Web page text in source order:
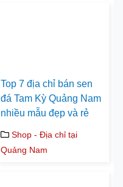
Top 7 địa chỉ bán sen
đá Tam Kỳ Quảng Nam
nhiều mẫu đẹp và rẻ
Shop - Địa chỉ tại
Quảng Nam